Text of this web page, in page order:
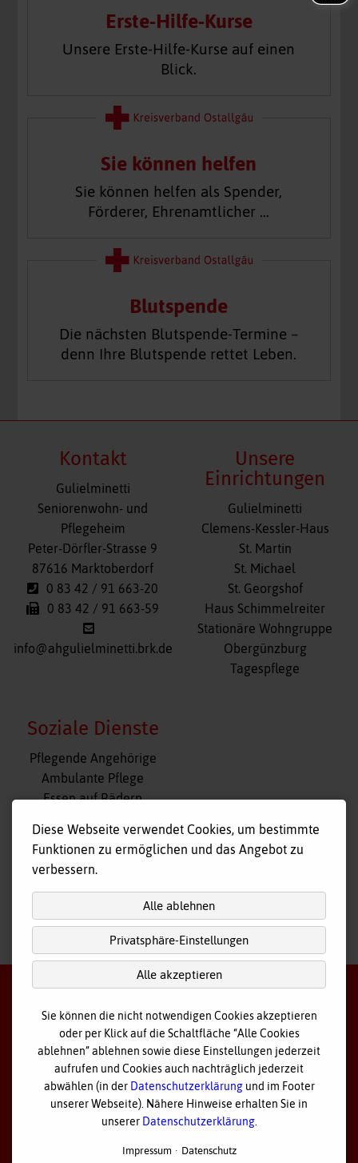
Erste-Hilfe-Kurse
Unsere Erste-Hilfe-Kurse auf einen
Blick.
Sie können helfen
Sie können helfen als Spender,
Förderer, Ehrenamtlicher …
Blutspende
Die nächsten Blutspende-Termine –
denn Ihre Blutspende rettet Leben.
Kontakt
Gulielminetti
Seniorenwohn- und
Pflegeheim
Peter-Dörfler-Strasse 9
87616 Marktoberdorf
0 83 42 / 91 663-20
0 83 42 / 91 663-59
info@ahgulielminetti.brk.de
Unsere
Einrichtungen
Navigation
überspringen
Gulielminetti
Clemens-Kessler-Haus
St. Martin
St. Michael
St. Georgshof
Haus Schimmelreiter
Stationäre Wohngruppe
Obergünzburg
Tagespflege
Soziale Dienste
Navigation
überspringen
Pflegende Angehörige
Ambulante Pflege
Essen auf Rädern
Tagespflege
Hausnotruf
nach oben
2026 Bayerisches Rotes Kreuz - Kreisverband Ostallgäu
Datenschutz
Cookie Einstellungen
Diese Webseite verwendet Cookies, um bestimmte
Funktionen zu ermöglichen und das Angebot zu
verbessern.
Alle ablehnen
Privatsphäre-Einstellungen
Alle akzeptieren
Sie können die nicht notwendigen Cookies akzeptieren
oder per Klick auf die Schaltfläche “Alle Cookies
ablehnen” ablehnen sowie diese Einstellungen jederzeit
aufrufen und Cookies auch nachträglich jederzeit
abwählen (in der Datenschutzerklärungund im Footer
unserer Webseite). Nähere Hinweise erhalten Sie in
unserer Datenschutzerklärung.
Impressum Datenschutz